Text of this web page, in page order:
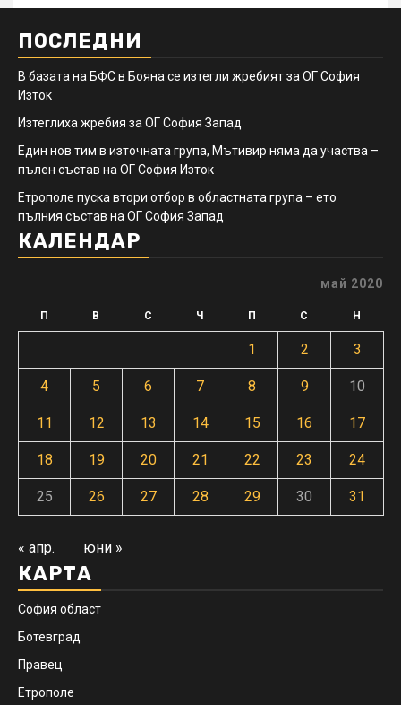
ПОСЛЕДНИ
В базата на БФС в Бояна се изтегли жребият за ОГ София
Изток
Изтеглиха жребия за ОГ София Запад
Един нов тим в източната група, Мътивир няма да участва –
пълен състав на ОГ София Изток
Етрополе пуска втори отбор в областната група – ето
пълния състав на ОГ София Запад
КАЛЕНДАР
май 2020
П В С Ч П С Н
1 2 3
4 5 6 7 8 9 10
11 12 13 14 15 16 17
18 19 20 21 22 23 24
25 26 27 28 29 30 31
« апр. юни »
КАРТА
София област
Ботевград
Правец
Етрополе